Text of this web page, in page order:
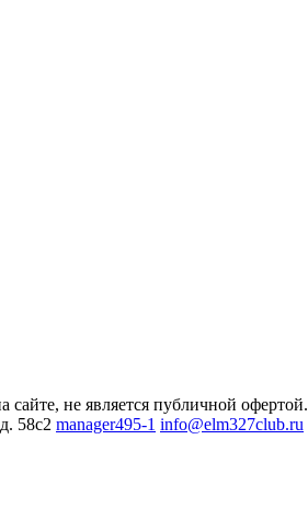
сайте, не является публичной офертой.
58с2 manager495-1 info@elm327club.ru